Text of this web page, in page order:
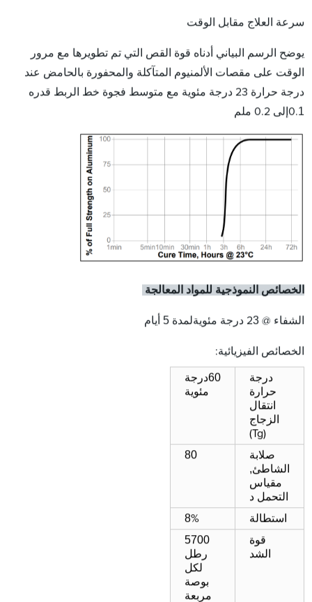
سرعة العلاج مقابل الوقت
يوضح الرسم البياني أدناه قوة القص التي تم تطويرها مع مرور
الوقت على مقصات الألمنيوم المتآكلة والمحفورة بالحامض عند
درجة حرارة 23 درجة مئوية مع متوسط ​​فجوة خط الربط قدره
0.1 إلى 0.2 ملم
الخصائص النموذجية للمواد المعالجة
الشفاء @ 23 درجة مئويةلمدة 5 أيام
الخصائص الفيزيائية:
درجة
حرارة
انتقال
الزجاج
(Tg)
60درجة
مئوية
صلابة
الشاطئ,
مقياس
التحمل د
80
استطالة 8%
قوة
الشد
5700
رطل
لكل
بوصة
مربعة